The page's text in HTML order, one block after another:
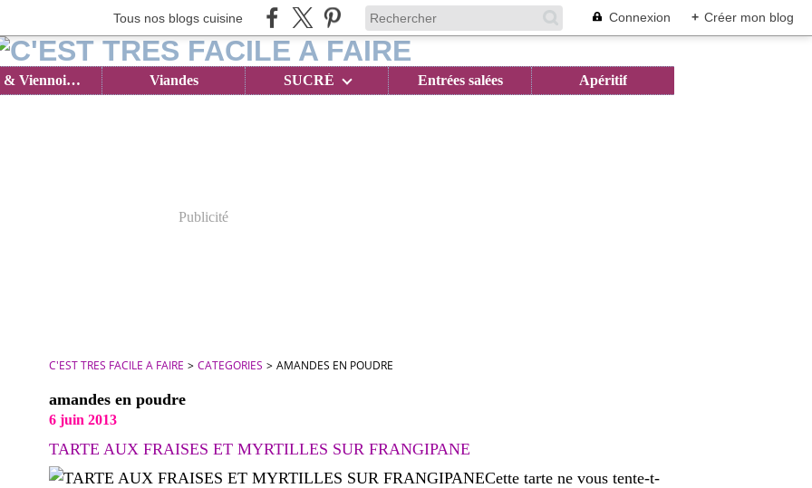
Tous nos blogs cuisine Connexion + Créer mon blog
Brioches & Viennoiseries Viandes SUCRÉ Entrées salées Apéritif
Publicité
C'EST TRES FACILE A FAIRE > CATEGORIES > AMANDES EN POUDRE
amandes en poudre
6 juin 2013
TARTE AUX FRAISES ET MYRTILLES SUR FRANGIPANE
Cette tarte ne vous tente-t-